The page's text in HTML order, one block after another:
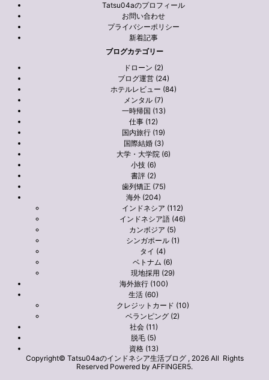
Tatsu04aのプロフィール
お問い合わせ
プライバシーポリシー
新着記事
ブログカテゴリー
ドローン (2)
ブログ運営 (24)
ホテルレビュー (84)
メンタル (7)
一時帰国 (13)
仕事 (12)
国内旅行 (19)
国際結婚 (3)
大学・大学院 (6)
小技 (6)
書評 (2)
歯列矯正 (75)
海外 (204)
インドネシア (112)
インドネシア語 (46)
カンボジア (5)
シンガポール (1)
タイ (4)
ベトナム (6)
現地採用 (29)
海外旅行 (100)
生活 (60)
クレジットカード (10)
ベランピング (2)
社会 (11)
脱毛 (5)
資格 (13)
Copyright© Tatsu04aのインドネシア生活ブログ , 2026 All Rights
Reserved Powered by AFFINGER5.